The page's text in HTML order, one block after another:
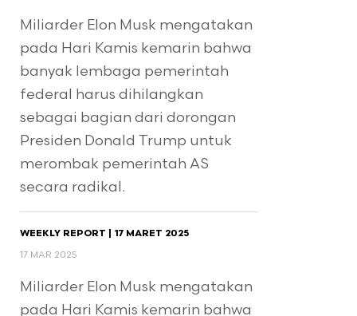
Miliarder Elon Musk mengatakan
pada Hari Kamis kemarin bahwa
banyak lembaga pemerintah
federal harus dihilangkan
sebagai bagian dari dorongan
Presiden Donald Trump untuk
merombak pemerintah AS
secara radikal.
WEEKLY REPORT | 17 MARET 2025
17 MAR 2025
Miliarder Elon Musk mengatakan
pada Hari Kamis kemarin bahwa